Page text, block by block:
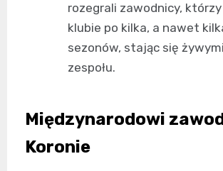
rozegrali zawodnicy,
klubie po kilka, a nawet
sezonów, stając się
zespołu.
Międzynarodowi
Koronie